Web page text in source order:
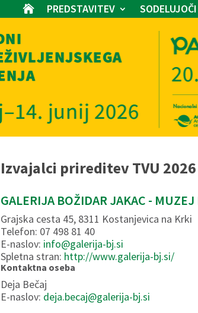
 PREDSTAVITEV SODELUJOČI
Izvajalci prireditev TVU 2026
GALERIJA BOŽIDAR JAKAC -
Grajska cesta 45, 8311 Kostanjevica na Krki
Telefon: 07 498 81 40
E-naslov: info@galerija-bj.si
Spletna stran: http://www.galerija-bj.si/
Kontaktna oseba
Deja Bečaj
E-naslov: deja.becaj@galerija-bj.si